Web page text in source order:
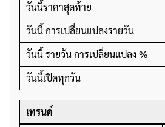
วันนี้ราคาสุดท้าย
วันนี้ การเปลี่ยนแปลงรายวัน
วันนี้ รายวัน การเปลี่ยนแปลง %
วันนี้เปิดทุกวัน
เทรนด์